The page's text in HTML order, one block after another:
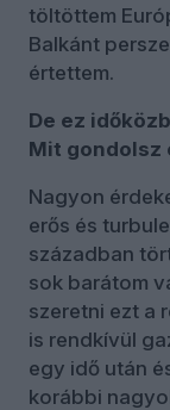
töltöttem
Balkánt
értettem.
De ez
Mit gondolsz
Nagyon
erős és
században
sok barátom
szeretni ezt a
is rendkívül
egy idő után
korábbi